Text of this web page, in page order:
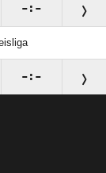
: 
: 